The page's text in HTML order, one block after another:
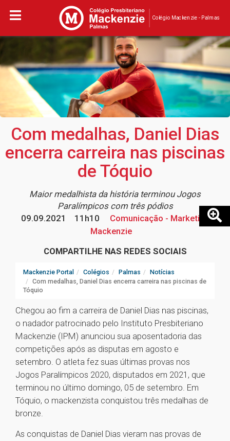
Colégio Mackenzie - Palmas
Com medalhas, Daniel Dias
encerra carreira nas piscinas
de Tóquio
Maior medalhista da história terminou Jogos
Paralímpicos com três pódios
09.09.2021
11h10
Comunicação - Marketing
Mackenzie
COMPARTILHE NAS REDES SOCIAIS
Mackenzie Portal Colégios Palmas
Notícias
Com medalhas, Daniel Dias encerra carreira nas piscinas de
Tóquio
Chegou ao fim a carreira de Daniel Dias nas piscinas,
o nadador patrocinado pelo Instituto Presbiteriano
Mackenzie (IPM) anunciou sua aposentadoria das
competições após as disputas em agosto e
setembro. O atleta fez suas últimas provas nos
Jogos Paralímpicos 2020, disputados em 2021, que
terminou no último domingo, 05 de setembro. Em
Tóquio, o mackenzista conquistou três medalhas de
bronze.
As conquistas de Daniel Dias vieram nas provas de